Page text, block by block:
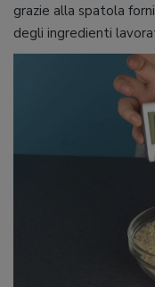
grazie alla spatola
degli ingredienti